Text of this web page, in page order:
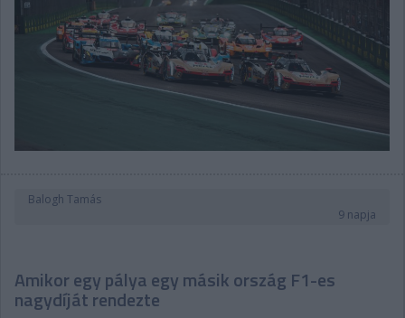
Balogh Tamás
9 napja
Amikor egy pálya egy másik ország F1-es
nagydíját rendezte